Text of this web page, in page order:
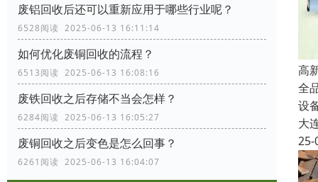
废铝回收后还可以重新应用于哪些行业呢？
6528阅读 2025-06-13 16:11:14
如何优化废铜回收的流程？
6513阅读 2025-06-13 16:08:16
废铁回收之后存储不当会怎样？
6284阅读 2025-06-13 16:05:27
废铜回收之后变色是怎么回事？
6261阅读 2025-06-13 16:04:07
高
全
设
大
25-